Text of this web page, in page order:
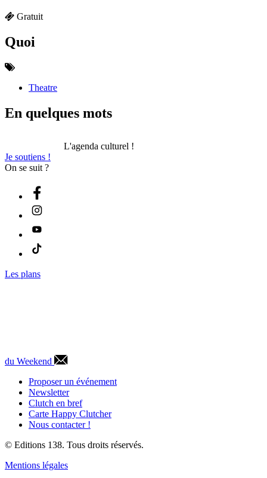
Gratuit
Quoi
Theatre
En quelques mots
L'agenda culturel !
Je soutiens !
On se suit ?
Les plans
du Weekend
Proposer un événement
Newsletter
Clutch en bref
Carte Happy Clutcher
Nous contacter !
© Editions 138. Tous droits réservés.
Mentions légales